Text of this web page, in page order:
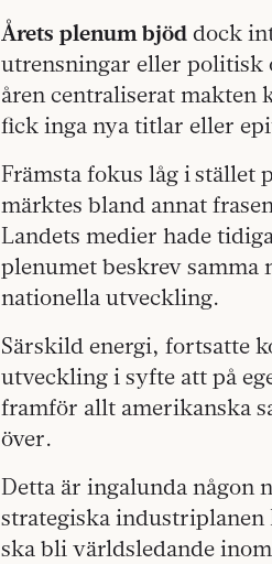
Årets plenum bjöd dock
utrensningar eller politisk
åren centraliserat makten
fick inga nya titlar eller
Främsta fokus låg i stället
märktes bland annat
Landets medier hade
plenumet beskrev
nationella utveckling.
Särskild energi, fortsatte
utveckling i syfte att på
framför allt amerikanska
över.
Detta är ingalunda någon
strategiska industriplanen
ska bli världsledande